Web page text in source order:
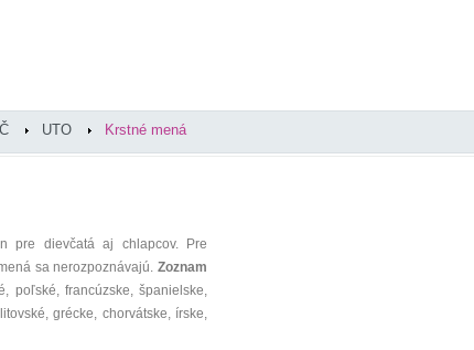
UTO Krstné mená
pre dievčatá aj chlapcov. Pre
sa nerozpoznávajú. Zoznam
poľské, francúzske, španielske,
grécke, chorvátske, írske,